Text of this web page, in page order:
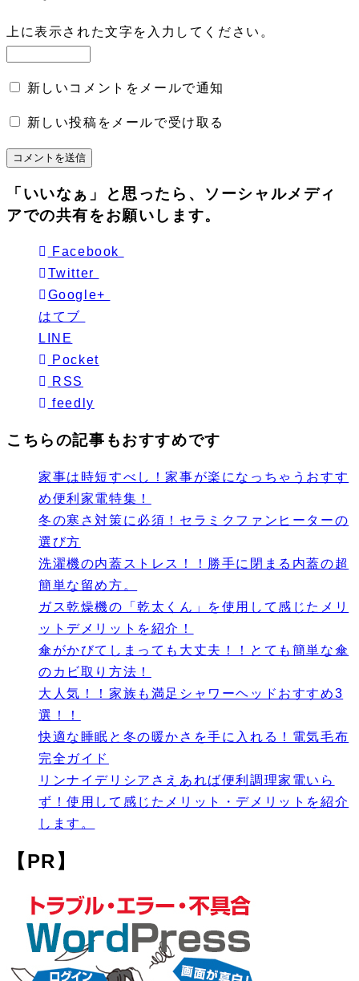
上に表示された文字を入力してください。
新しいコメントをメールで通知
新しい投稿をメールで受け取る
「いいなぁ」と思ったら、ソーシャルメディ
アでの共有をお願いします。
Facebook
Twitter
Google+
はてブ
LINE
Pocket
RSS
feedly
こちらの記事もおすすめです
家事は時短すべし！家事が楽になっちゃうおすす
め便利家電特集！
冬の寒さ対策に必須！セラミクファンヒーターの
選び方
洗濯機の内蓋ストレス！！勝手に閉まる内蓋の超
簡単な留め方。
ガス乾燥機の「乾太くん」を使用して感じたメリ
ットデメリットを紹介！
傘がかびてしまっても大丈夫！！とても簡単な傘
のカビ取り方法！
大人気！！家族も満足シャワーヘッドおすすめ3
選！！
快適な睡眠と冬の暖かさを手に入れる！電気毛布
完全ガイド
リンナイデリシアさえあれば便利調理家電いら
ず！使用して感じたメリット・デメリットを紹介
します。
【PR】